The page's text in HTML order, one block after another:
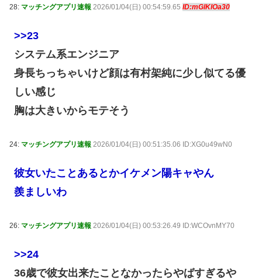
28: マッチングアプリ速報 2026/01/04(日) 00:54:59.65 ID:mGlKlOa30
>>23
システム系エンジニア
身長ちっちゃいけど顔は有村架純に少し似てる優
しい感じ
胸は大きいからモテそう
24: マッチングアプリ速報 2026/01/04(日) 00:51:35.06 ID:XG0u49wN0
彼女いたことあるとかイケメン陽キャやん
羨ましいわ
26: マッチングアプリ速報 2026/01/04(日) 00:53:26.49 ID:WCOvnMY70
>>24
36歳で彼女出来たことなかったらやばすぎるや